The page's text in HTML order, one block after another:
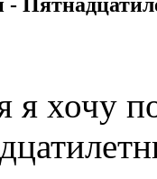
я хочу